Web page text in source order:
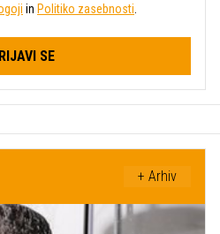
in Politiko zasebnosti
SE
+ Arhiv